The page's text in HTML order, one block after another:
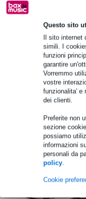
Questo sito
Il sito internet
simili. I
funzioni
garantire
Vorremmo
vostre
funzionalita' e
dei clienti.
Preferite non
sezione
possiamo
informazioni
personali da
policy.
Cookie
Informazioni sul
tipo di altoparlante:
diametro nominale: 10
potenza efficace: 20 W
Specifiche complete
Accessori (7)